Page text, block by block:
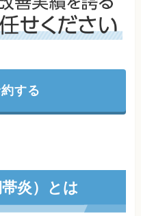
する
炎）とは